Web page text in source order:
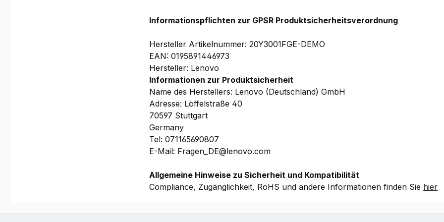
Informationspflichten zur GPSR Produktsicherheitsverordnung
Hersteller Artikelnummer: 20Y3001FGE-DEMO
EAN: 0195891446973
Hersteller: Lenovo
Informationen zur Produktsicherheit
Name des Herstellers: Lenovo (Deutschland) GmbH
Adresse: Löffelstraße 40
70597 Stuttgart
Germany
Tel: 071165690807
E-Mail: Fragen_DE@lenovo.com
Allgemeine Hinweise zu Sicherheit und Kompatibilität
Compliance, Zugänglichkeit, RoHS und andere Informationen finden Sie hier